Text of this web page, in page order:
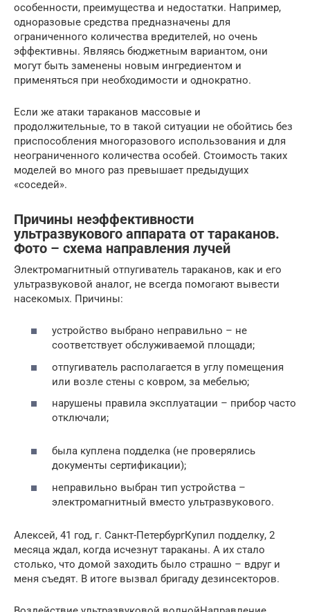
особенности, преимущества и недостатки. Например,
одноразовые средства предназначены для
ограниченного количества вредителей, но очень
эффективны. Являясь бюджетным вариантом, они
могут быть заменены новым ингредиентом и
применяться при необходимости и однократно.
Если же атаки тараканов массовые и
продолжительные, то в такой ситуации не обойтись без
приспособления многоразового использования и для
неограниченного количества особей. Стоимость таких
моделей во много раз превышает предыдущих
«соседей».
Причины неэффективности
ультразвукового аппарата от тараканов.
Фото – схема направления лучей
Электромагнитный отпугиватель тараканов, как и его
ультразвуковой аналог, не всегда помогают вывести
насекомых. Причины:
устройство выбрано неправильно – не
соответствует обслуживаемой площади;
отпугиватель располагается в углу помещения
или возле стены с ковром, за мебелью;
нарушены правила эксплуатации – прибор часто
отключали;
была куплена подделка (не проверялись
документы сертификации);
неправильно выбран тип устройства –
электромагнитный вместо ультразвукового.
Алексей, 41 год, г. Санкт-ПетербургКупил подделку, 2
месяца ждал, когда исчезнут тараканы. А их стало
столько, что домой заходить было страшно – вдруг и
меня съедят. В итоге вызвал бригаду дезинсекторов.